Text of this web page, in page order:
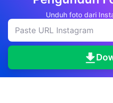
Unduh foto dari